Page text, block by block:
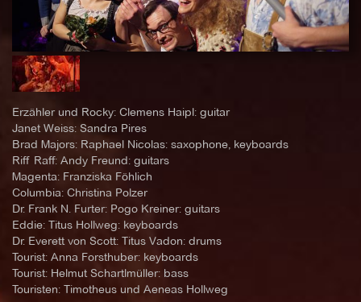
Erzähler und Rocky: Clemens Haipl: guitar
Janet Weiss: Sandra Pires
Brad Majors: Raphael Nicolas: saxophone, keyboards
Riff Raff: Andy Freund: guitars
Magenta: Franziska Föhlich
Columbia: Christina Polzer
Dr. Frank N. Furter: Pogo Kreiner: guitars
Eddie: Titus Hollweg: keyboards
Dr. Everett von Scott: Titus Vadon: drums
Tourist: Anna Forsthuber: keyboards
Tourist: Helmut Schartlmüller: bass
Touristen: Timotheus und Aeneas Hollweg